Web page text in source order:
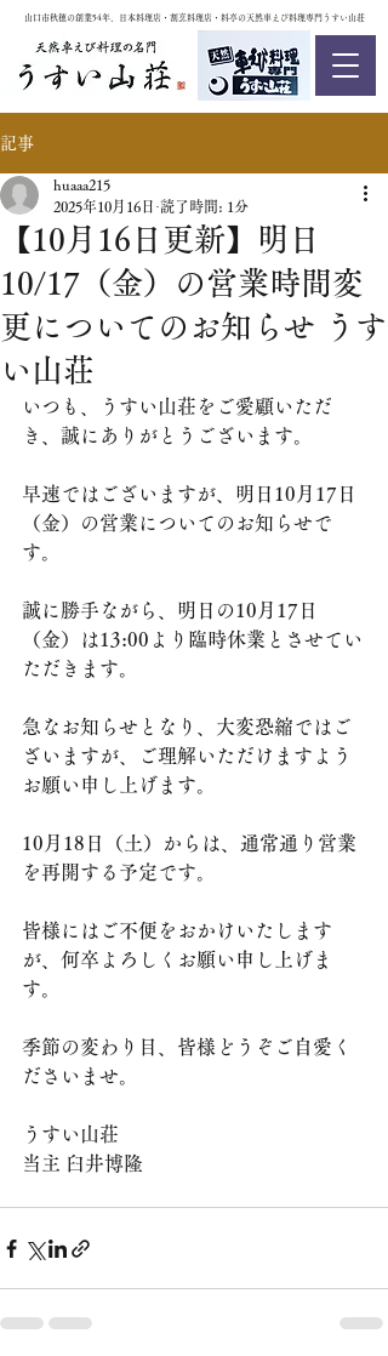
山口市秋穂の創業54年、日本料理店・割烹料理店・料亭の天然車えび料理専門うすい山荘
記事
【10月16日更新】明日
10/17（金）の営業時間変
更についてのお知らせ うす
い山荘
huaaa215
2025年10月16日 読了時間: 1分
いつも、うすい山荘をご愛顧いただ
き、誠にありがとうございます。
早速ではございますが、明日10月17日
（金）の営業についてのお知らせで
す。
誠に勝手ながら、明日の10月17日
（金）は13:00より臨時休業とさせてい
ただきます。
急なお知らせとなり、大変恐縮ではご
ざいますが、ご理解いただけますよう
お願い申し上げます。
10月18日（土）からは、通常通り営業
を再開する予定です。
皆様にはご不便をおかけいたします
が、何卒よろしくお願い申し上げま
す。
季節の変わり目、皆様どうぞご自愛く
ださいませ。
うすい山荘
当主 臼井博隆